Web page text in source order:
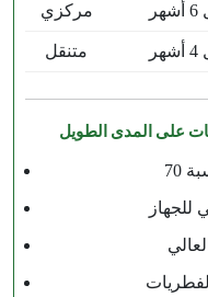
مركزي
متنقل
على المدى الطويل